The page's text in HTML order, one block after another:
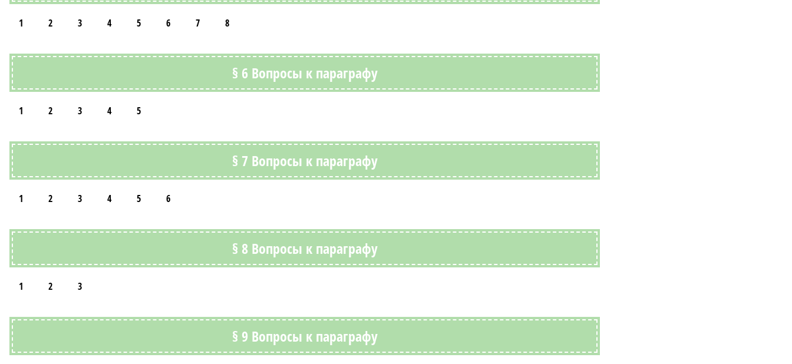
1 2 3 4 5 6 7 8
§ 6 Вопросы к параграфу
1 2 3 4 5
§ 7 Вопросы к параграфу
1 2 3 4 5 6
§ 8 Вопросы к параграфу
1 2 3
§ 9 Вопросы к параграфу